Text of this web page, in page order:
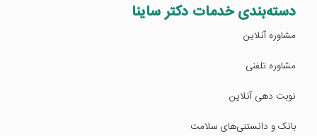
دسته‌بندی خدمات دکتر ساینا
مشاوره آنلاین
مشاوره تلفنی
نوبت دهی آنلاین
بانک و دانستنی‌های سلامت